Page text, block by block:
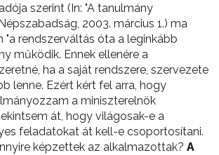
szerint (In: "A tanulmány
2003. március 1.) ma
"a rendszerváltás óta a leginkább
működik. Ennek ellenére a
ha a saját rendszere, szervezete
lenne. Ezért kért fel arra, hogy
a miniszterelnök
át, hogy világosak-e a
feladatokat át kell-e csoportosítani.
képzettek az alkalmazottak? A